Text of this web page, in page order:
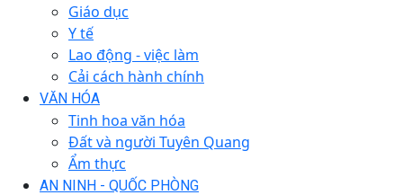
Giáo dục
Y tế
Lao động - việc làm
Cải cách hành chính
VĂN HÓA
Tinh hoa văn hóa
Đất và người Tuyên Quang
Ẩm thực
AN NINH - QUỐC PHÒNG